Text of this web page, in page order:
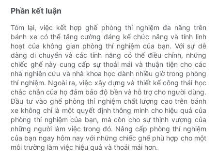
Phần kết luận
Tóm lại, việc kết hợp ghế phòng thí nghiệm đa năng trên
bánh xe có thể tăng cường đáng kể chức năng và tính linh
hoạt của không gian phòng thí nghiệm của bạn. Với sự dễ
dàng di chuyển và các tính năng có thể điều chỉnh, những
chiếc ghế này cung cấp sự thoải mái và thuận tiện cho các
nhà nghiên cứu và nhà khoa học dành nhiều giờ trong phòng
thí nghiệm. Ngoài ra, việc xây dựng và thiết kế công thái học
chắc chắn của họ đảm bảo độ bền và hỗ trợ cho người dùng.
Đầu tư vào ghế phòng thí nghiệm chất lượng cao trên bánh
xe không chỉ là một quyết định thông minh cho hiệu quả của
phòng thí nghiệm của bạn, mà còn cho sự thịnh vượng của
những người làm việc trong đó. Nâng cấp phòng thí nghiệm
của bạn ngay hôm nay với những chiếc ghế phù hợp cho một
môi trường làm việc hiệu quả và thoải mái hơn.